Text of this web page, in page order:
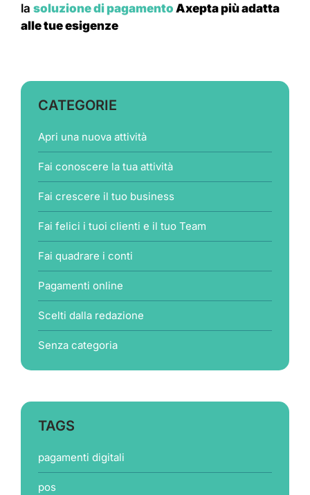
la soluzione di pagamento Axepta più adatta
alle tue esigenze
CATEGORIE
Apri una nuova attività
Fai conoscere la tua attività
Fai crescere il tuo business
Fai felici i tuoi clienti e il tuo Team
Fai quadrare i conti
Pagamenti online
Scelti dalla redazione
Senza categoria
TAGS
pagamenti digitali
pos